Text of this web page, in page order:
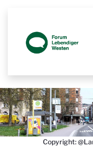
Copyright: